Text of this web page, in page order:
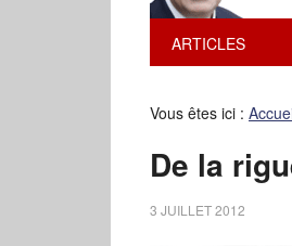
ARTICLES
Vous êtes ici :
De la
3 JUILLET 2012